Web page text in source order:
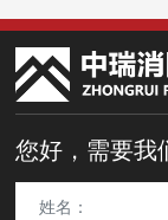
您好，需要我